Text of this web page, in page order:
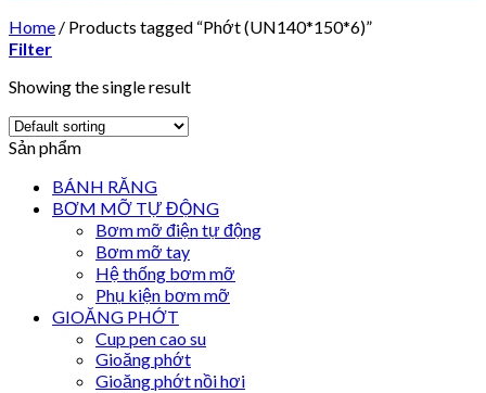
Home / Products tagged “Phớt (UN140*150*6)”
Filter
Showing the single result
Sản phẩm
BÁNH RĂNG
BƠM MỠ TỰ ĐỘNG
Bơm mỡ điện tự động
Bơm mỡ tay
Hệ thống bơm mỡ
Phụ kiện bơm mỡ
GIOĂNG PHỚT
Cup pen cao su
Gioăng phớt
Gioăng phớt nồi hơi